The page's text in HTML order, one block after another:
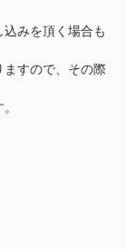
みを頂く場合も
すので、その際